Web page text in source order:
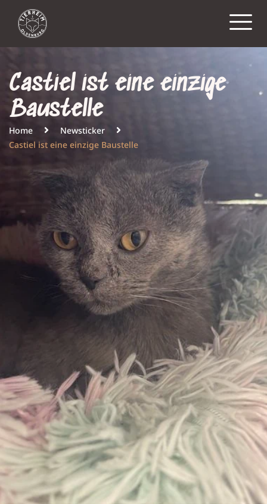
Castiel ist eine einzige
Baustelle
Home
Newsticker
Castiel ist eine einzige Baustelle